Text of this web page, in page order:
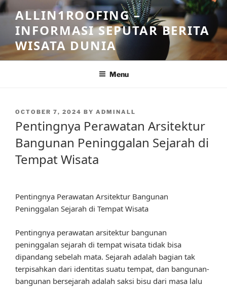
Skip
to
content
ALLIN1ROOFING –
INFORMASI SEPUTAR BERITA
WISATA DUNIA
Menu
POSTED
OCTOBER 7, 2024 BY ADMINALL
Pentingnya Perawatan Arsitektur
Bangunan Peninggalan Sejarah di
Tempat Wisata
Pentingnya Perawatan Arsitektur Bangunan
Peninggalan Sejarah di Tempat Wisata
Pentingnya perawatan arsitektur bangunan
peninggalan sejarah di tempat wisata tidak bisa
dipandang sebelah mata. Sejarah adalah bagian tak
terpisahkan dari identitas suatu tempat, dan bangunan-
bangunan bersejarah adalah saksi bisu dari masa lalu